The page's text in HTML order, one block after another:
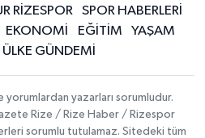
RİZESPOR
SPOR HABERLERİ
EKONOMİ EĞİTİM
YAŞAM
ÜLKE GÜNDEMİ
yorumlardan yazarları sorumludur.
Rize / Rize Haber / Rizespor
sorumlu tutulamaz. Sitedeki tüm